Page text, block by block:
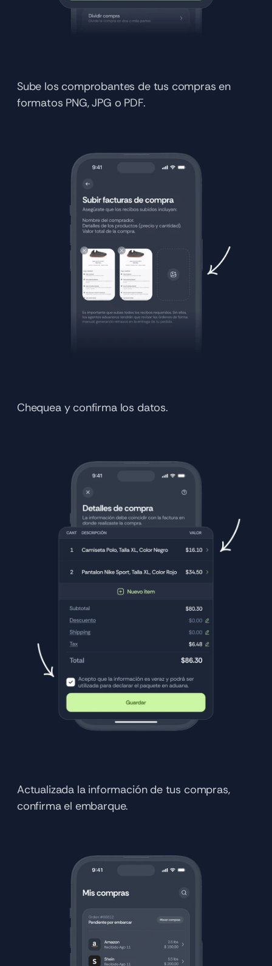
Sube los comprobantes de tus compras en
formatos PNG, JPG o PDF.
Chequea y confirma los datos.
Actualizada la información de tus compras,
confirma el embarque.